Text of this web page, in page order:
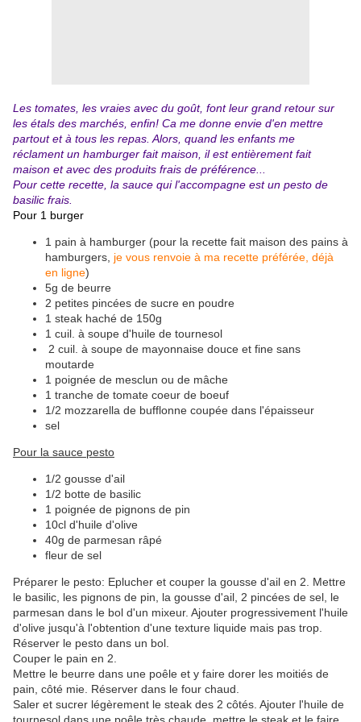
Les tomates, les vraies avec du goût, font leur grand retour sur
les étals des marchés, enfin! Ca me donne envie d'en mettre
partout et à tous les repas. Alors, quand les enfants me
réclament un hamburger fait maison, il est entièrement fait
maison et avec des produits frais de préférence...
Pour cette recette, la sauce qui l'accompagne est un pesto de
basilic frais.
Pour 1 burger
1 pain à hamburger (pour la recette fait maison des pains à
hamburgers, je vous renvoie à ma recette préférée, déjà
en ligne)
5g de beurre
2 petites pincées de sucre en poudre
1 steak haché de 150g
1 cuil. à soupe d'huile de tournesol
2 cuil. à soupe de mayonnaise douce et fine sans
moutarde
1 poignée de mesclun ou de mâche
1 tranche de tomate coeur de boeuf
1/2 mozzarella de bufflonne coupée dans l'épaisseur
sel
Pour la sauce pesto
1/2 gousse d'ail
1/2 botte de basilic
1 poignée de pignons de pin
10cl d'huile d'olive
40g de parmesan râpé
fleur de sel
Préparer le pesto: Eplucher et couper la gousse d'ail en 2. Mettre
le basilic, les pignons de pin, la gousse d'ail, 2 pincées de sel, le
parmesan dans le bol d'un mixeur. Ajouter progressivement l'huile
d'olive jusqu'à l'obtention d'une texture liquide mais pas trop.
Réserver le pesto dans un bol.
Couper le pain en 2.
Mettre le beurre dans une poêle et y faire dorer les moitiés de
pain, côté mie. Réserver dans le four chaud.
Saler et sucrer légèrement le steak des 2 côtés. Ajouter l'huile de